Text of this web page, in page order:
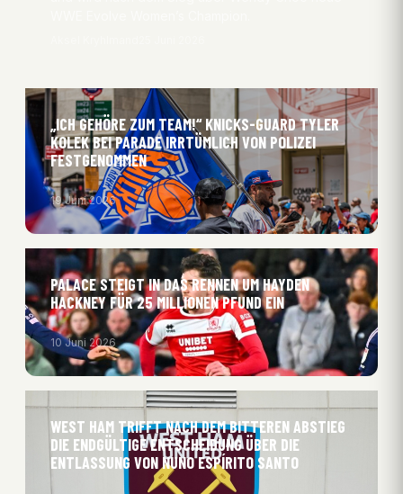
„ICH GEHÖRE ZUM TEAM!“ KNICKS-GUARD TYLER
KOLEK BEI PARADE IRRTÜMLICH VON POLIZEI
FESTGENOMMEN
19 Juni 2026
PALACE STEIGT IN DAS RENNEN UM HAYDEN
HACKNEY FÜR 25 MILLIONEN PFUND EIN
10 Juni 2026
WEST HAM TRIFFT NACH DEM BITTEREN ABSTIEG
DIE ENDGÜLTIGE ENTSCHEIDUNG ÜBER DIE
ENTLASSUNG VON NUNO ESPÍRITO SANTO